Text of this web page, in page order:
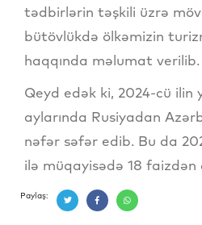
tədbirlərin təşkili üzrə
bütövlükdə ölkəmizin
haqqında məlumat verilib.
Qeyd edək ki, 2024-cü ilin
aylarında Rusiyadan
nəfər səfər edib. Bu da
ilə müqayisədə 18 faizdən
Paylaş: